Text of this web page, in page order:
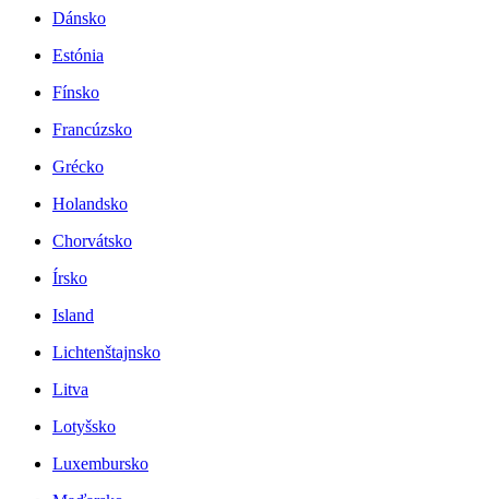
Dánsko
Estónia
Fínsko
Francúzsko
Grécko
Holandsko
Chorvátsko
Írsko
Island
Lichtenštajnsko
Litva
Lotyšsko
Luxembursko